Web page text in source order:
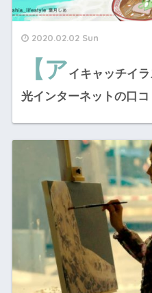
2020.02.02 Sun
【アイキャッチイ
光インターネットの口